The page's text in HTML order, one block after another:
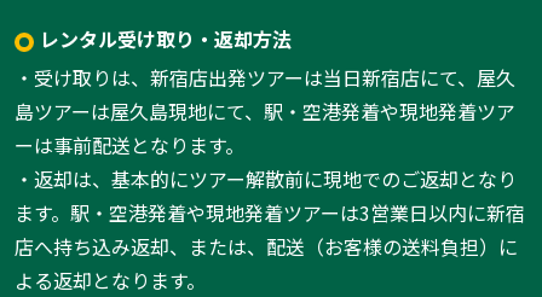
レンタル受け取り・返却方法
・受け取りは、新宿店出発ツアーは当日新宿店にて、屋久
島ツアーは屋久島現地にて、駅・空港発着や現地発着ツア
ーは事前配送となります。
・返却は、基本的にツアー解散前に現地でのご返却となり
ます。駅・空港発着や現地発着ツアーは3営業日以内に新宿
店へ持ち込み返却、または、配送（お客様の送料負担）に
よる返却となります。